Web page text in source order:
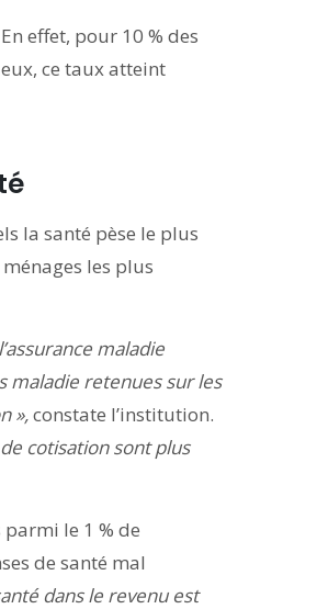
effet, pour 10 % des
ce taux atteint
la santé pèse le plus
les plus
maladie
maladie retenues sur les
»,constate l’institution.
cotisation sont plus
le 1 % de
de santé mal
dans le revenu est